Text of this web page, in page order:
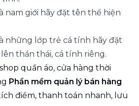
nam giới hãy đặt tên thể hiện
những lớp trẻ cá tính hãy đặt
thần thái, cá tính riêng.
quần áo, cửa hàng thời
Phần mềm quản lý bán hàng
điểm, thanh toán nhanh, lưu